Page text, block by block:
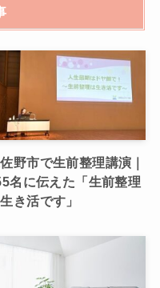
野市で生前整理講演｜
名に伝えた「生前整理
き活です」